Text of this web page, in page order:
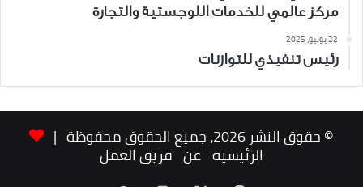
مركز عالمي للخدمات اللوجستية والتجارة
22 يونيو، 2025
رئيس تنفيذي للتوازنات
© حقوق النشر 2026، جميع الحقوق محفوظة |
الرئيسية عن فريق العمل